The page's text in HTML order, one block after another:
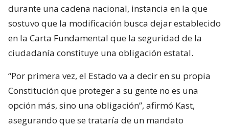
durante una cadena nacional, instancia en la que
sostuvo que la modificación busca dejar establecido
en la Carta Fundamental que la seguridad de la
ciudadanía constituye una obligación estatal.
“Por primera vez, el Estado va a decir en su propia
Constitución que proteger a su gente no es una
opción más, sino una obligación”, afirmó Kast,
asegurando que se trataría de un mandato